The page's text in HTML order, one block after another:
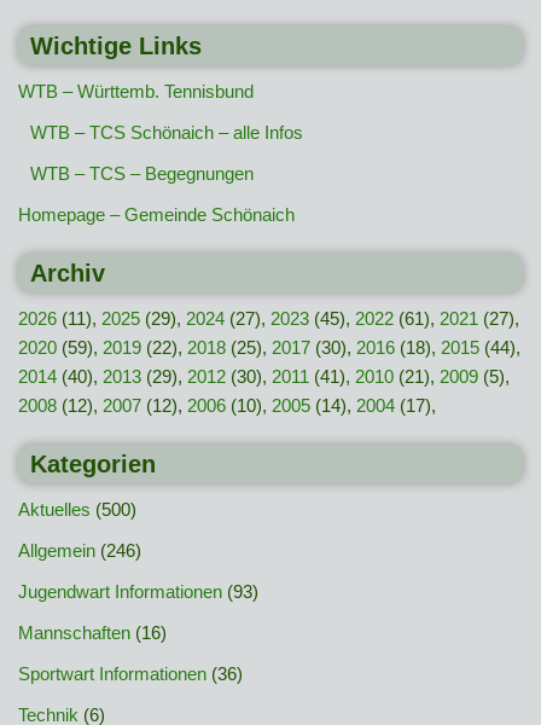
Wichtige Links
WTB – Württemb. Tennisbund
WTB – TCS Schönaich – alle Infos
WTB – TCS – Begegnungen
Homepage – Gemeinde Schönaich
Archiv
2026 (11), 2025 (29), 2024 (27), 2023 (45), 2022 (61), 2021 (27),
2020 (59), 2019 (22), 2018 (25), 2017 (30), 2016 (18), 2015 (44),
2014 (40), 2013 (29), 2012 (30), 2011 (41), 2010 (21), 2009 (5),
2008 (12), 2007 (12), 2006 (10), 2005 (14), 2004 (17),
Kategorien
Aktuelles (500)
Allgemein (246)
Jugendwart Informationen (93)
Mannschaften (16)
Sportwart Informationen (36)
Technik (6)